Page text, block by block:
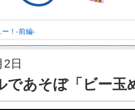
！-前編-
2日
であそぼ「ビー玉